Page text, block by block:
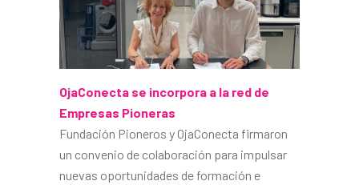
OjaConecta se incorpora a la red de
Empresas Pioneras
Fundación Pioneros y OjaConecta firmaron
un convenio de colaboración para impulsar
nuevas oportunidades de formación e